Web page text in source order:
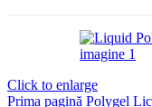
Click to enlarge
Prima pagină Polygel